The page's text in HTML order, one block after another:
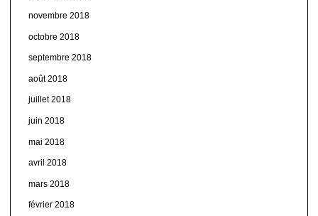
novembre 2018
octobre 2018
septembre 2018
août 2018
juillet 2018
juin 2018
mai 2018
avril 2018
mars 2018
février 2018